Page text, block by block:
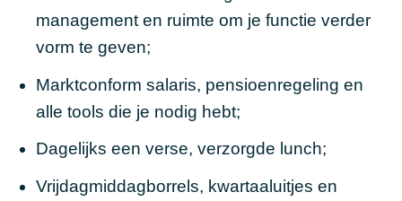
management en ruimte om je functie verder
vorm te geven;
Marktconform salaris, pensioenregeling en
alle tools die je nodig hebt;
Dagelijks een verse, verzorgde lunch;
Vrijdagmiddagborrels, kwartaaluitjes en